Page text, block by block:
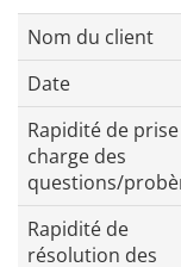
Nom du client
Date
Rapidité de
charge des
questions/
Rapidité de
résolution des